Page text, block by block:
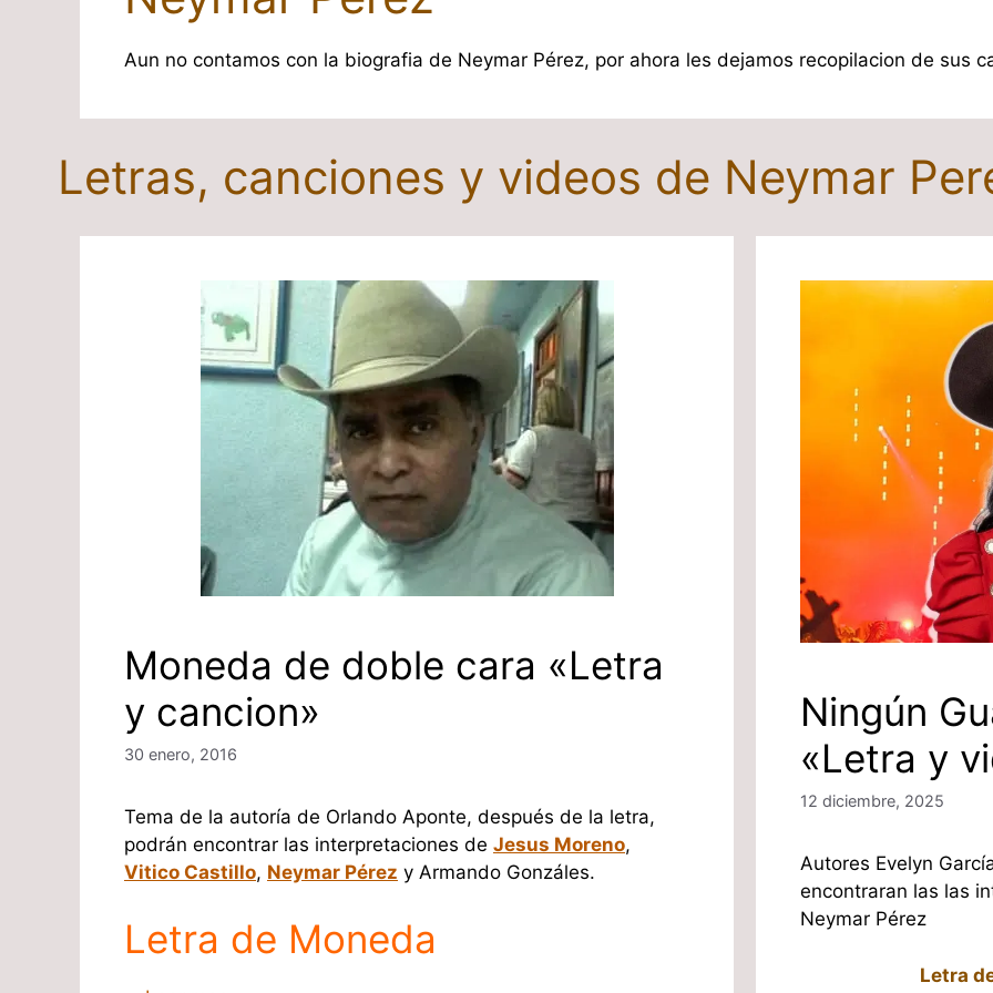
Aun no contamos con la biografia de Neymar Pérez, por ahora les dejamos recopilacion de sus
Letras, canciones y videos de Neymar
Moneda de doble cara «Letra
y cancion»
30 enero, 2016
Tema de la autoría de Orlando Aponte, después de la letra,
podrán encontrar las interpretaciones de Jesus Moreno,
Vitico Castillo, Neymar Pérez y Armando Gonzáles.
Letra de Moneda
Ningún
«Letra y
12 diciembre, 2025
Autores Evelyn
encontraran las las
Neymar Pérez
Letra